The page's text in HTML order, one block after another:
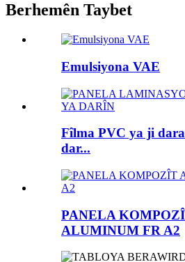
Berhemên Taybet
Emulsiyona VAE
Fîlma PVC ya ji
dar...
PANELA
ALUMINUM FR A2